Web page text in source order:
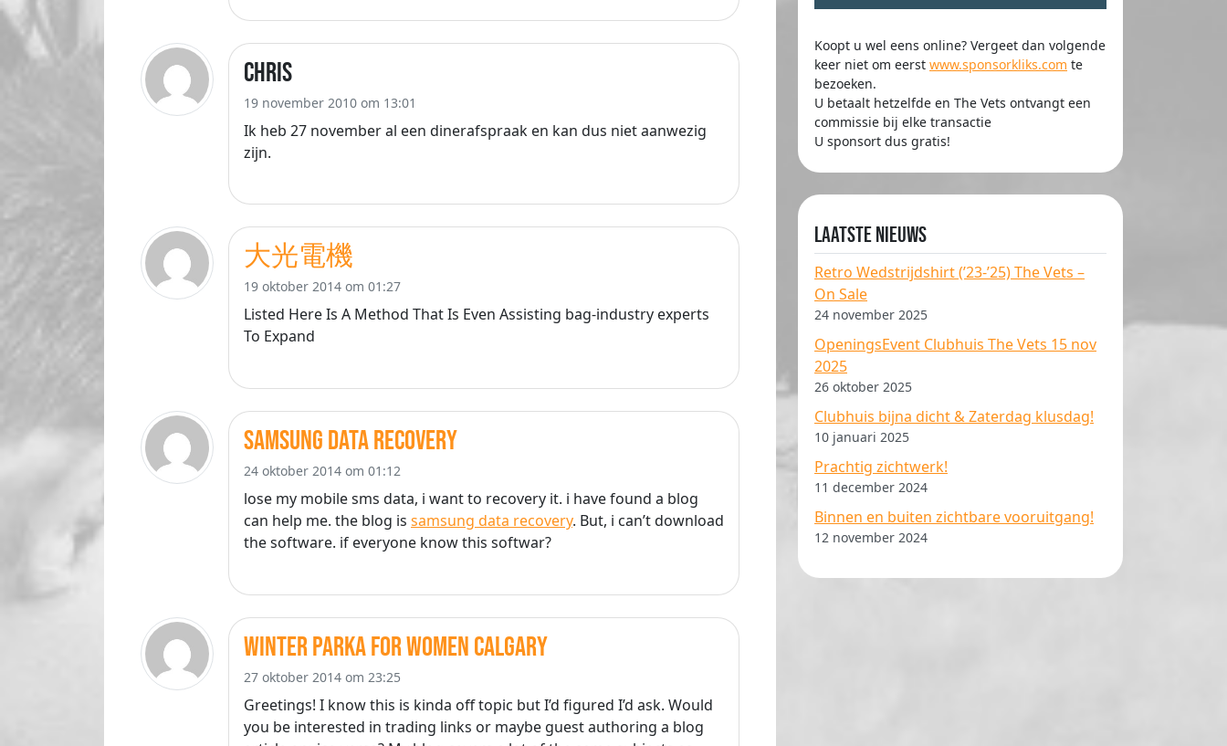
Chris
19 november 2010 om 13:01
Ik heb 27 november al een dinerafspraak en kan dus niet aanwezig
zijn.
大光電機
19 oktober 2014 om 01:27
Listed Here Is A Method That Is Even Assisting bag-industry experts
To Expand
samsung data recovery
24 oktober 2014 om 01:12
lose my mobile sms data, i want to recovery it. i have found a blog
can help me. the blog is samsung data recovery. But, i can’t download
the software. if everyone know this softwar?
winter parka for women calgary
27 oktober 2014 om 23:25
Greetings! I know this is kinda off topic but I’d figured I’d ask. Would
you be interested in trading links or maybe guest authoring a blog
Koopt u wel eens online? Vergeet dan volgende
keer niet om eerst www.sponsorkliks.com te
bezoeken.
U betaalt hetzelfde en The Vets ontvangt een
commissie bij elke transactie
U sponsort dus gratis!
Laatste nieuws
Retro Wedstrijdshirt (’23-’25) The Vets –
On Sale
24 november 2025
OpeningsEvent Clubhuis The Vets 15 nov
2025
26 oktober 2025
Clubhuis bijna dicht & Zaterdag klusdag!
10 januari 2025
Prachtig zichtwerk!
11 december 2024
Binnen en buiten zichtbare vooruitgang!
12 november 2024